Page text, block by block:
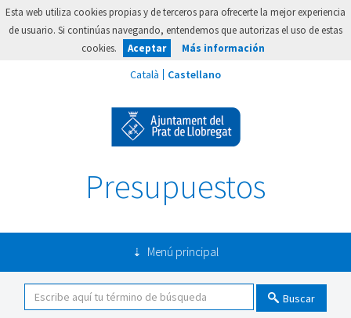
Esta web utiliza cookies propias y de terceros para ofrecerte la mejor experiencia
de usuario. Si continúas navegando, entendemos que autorizas el uso de estas
cookies.
Aceptar Más información
Presupuestos
Menú principal
Buscar